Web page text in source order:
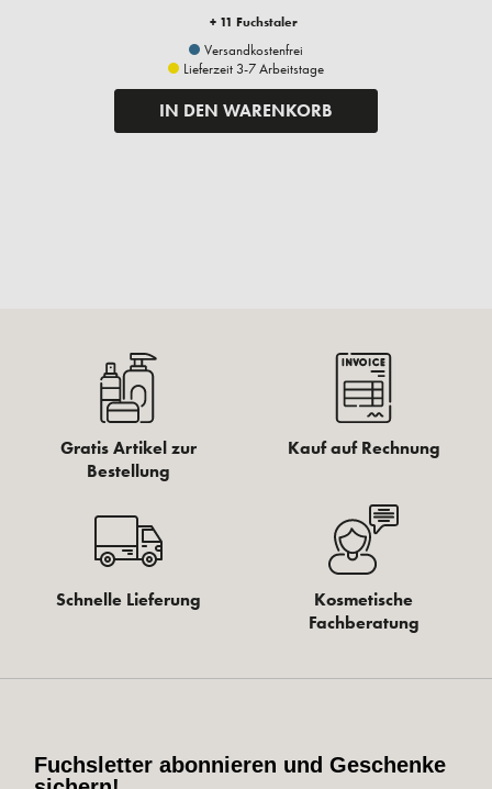
+ 11 Fuchstaler
Versandkostenfrei
Lieferzeit 3-7 Arbeitstage
IN DEN WARENKORB
Gratis Artikel zur
Bestellung
Kauf auf Rechnung
Schnelle Lieferung
Kosmetische
Fachberatung
Fuchsletter abonnieren und Geschenke